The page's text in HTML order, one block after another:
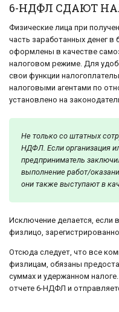
6-НДФЛ СДАЮТ
Физические лица при
часть заработанных денег
оформлены в качестве
налоговом режиме. Для
свои функции
налоговыми агентами по
установлено на
Не только со штатных
НДФЛ. Если организация
предприниматель
выполнение работ/
они также выступают в
Исключение делается, если
физлицо,
Отсюда следует, что все
физлицам, обязаны
суммах и удержанном
отчете 6-НДФЛ и